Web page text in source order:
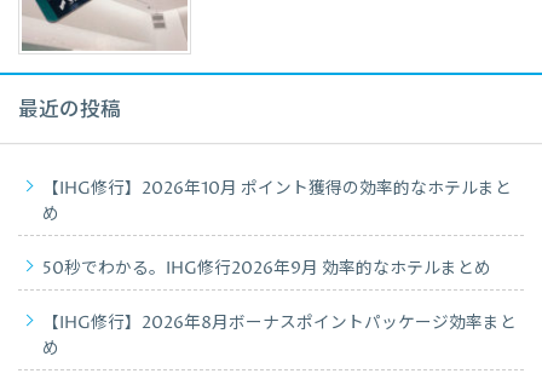
最近の投稿
【IHG修行】2026年10月 ポイント獲得の効率的なホテルまと
め
50秒でわかる。IHG修行2026年9月 効率的なホテルまとめ
【IHG修行】2026年8月ボーナスポイントパッケージ効率まと
め